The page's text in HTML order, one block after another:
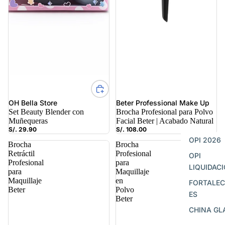
OPI 2026
OPI
ES
CHINA
OH Bella Store
Set Beauty Blender con
Muñequeras
S/. 29.90
Beter Professional Make Up
Brocha Profesional para Polvo
Facial Beter | Acabado Natural
S/. 108.00
Brocha
Retráctil
Profesional
para
Maquillaje
Beter
Brocha
Profesional
para
Maquillaje
en
Polvo
Beter